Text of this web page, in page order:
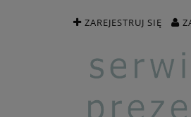
ZAREJESTRUJ SIĘ